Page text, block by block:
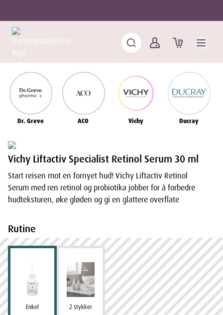
Dr. Greve ACO Vichy Ducray
Vichy Liftactiv Specialist Retinol Serum 30 ml
Start reisen mot en fornyet hud! Vichy Liftactiv Retinol
Serum med ren retinol og probiotika jobber for å forbedre
hudteksturen, øke gløden og gi en glattere overflate
Rutine
Enkel 2 stykker